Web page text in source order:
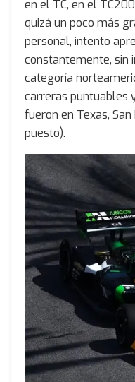
en el TC, en el
quizá un poco más
personal, intento
constantemente, sin
categoría
carreras puntuables
fueron en Texas,
puesto).